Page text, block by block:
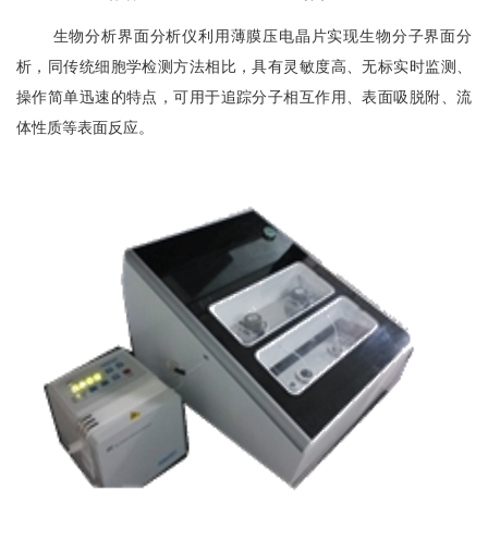
生物分析界面分析仪利用薄膜压电晶片实现生物分子界面分
析，同传统细胞学检测方法相比，具有灵敏度高、无标实时监测、
操作简单迅速的特点，可用于追踪分子相互作用、表面吸脱附、流
体性质等表面反应。